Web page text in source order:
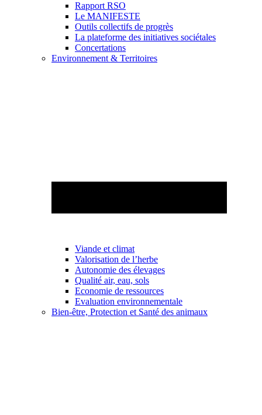
Rapport RSO
Le MANIFESTE
Outils collectifs de progrès
La plateforme des initiatives sociétales
Concertations
Environnement & Territoires
Viande et climat
Valorisation de l’herbe
Autonomie des élevages
Qualité air, eau, sols
Economie de ressources
Evaluation environnementale
Bien-être, Protection et Santé des animaux